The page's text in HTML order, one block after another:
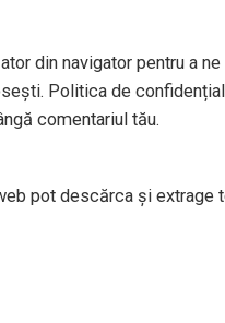
din navigator pentru a ne
Politica de
comentariul tău.
pot descărca și extrage